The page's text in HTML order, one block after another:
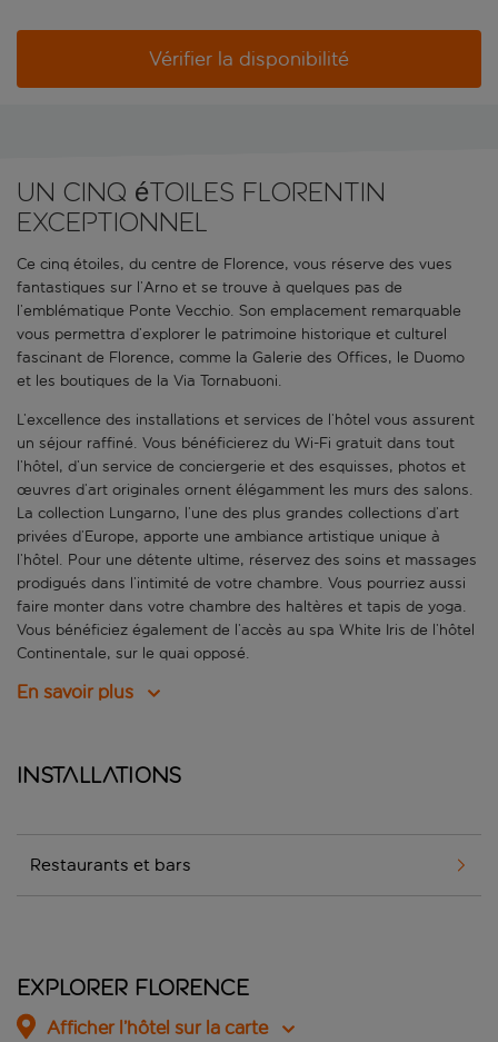
Vérifier la disponibilité
Un cinq étoiles florentin
exceptionnel
Ce cinq étoiles, du centre de Florence, vous réserve des vues
fantastiques sur l’Arno et se trouve à quelques pas de
l’emblématique Ponte Vecchio. Son emplacement remarquable
vous permettra d’explorer le patrimoine historique et culturel
fascinant de Florence, comme la Galerie des Offices, le Duomo
et les boutiques de la Via Tornabuoni.
L’excellence des installations et services de l’hôtel vous assurent
un séjour raffiné. Vous bénéficierez du Wi-Fi gratuit dans tout
l’hôtel, d’un service de conciergerie et des esquisses, photos et
œuvres d’art originales ornent élégamment les murs des salons.
La collection Lungarno, l’une des plus grandes collections d’art
privées d’Europe, apporte une ambiance artistique unique à
l’hôtel. Pour une détente ultime, réservez des soins et massages
prodigués dans l’intimité de votre chambre. Vous pourriez aussi
faire monter dans votre chambre des haltères et tapis de yoga.
Vous bénéficiez également de l’accès au spa White Iris de l’hôtel
Continentale, sur le quai opposé.
En savoir plus
Installations
Restaurants et bars
Explorer Florence
Afficher l’hôtel sur la carte